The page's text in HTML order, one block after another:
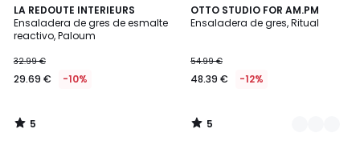
LA REDOUTE INTERIEURS
Ensaladera de gres de esmalte
reactivo, Paloum
32.99 €
29.69 € -10%
5
/
5
5
/
OTTO STUDIO FOR AM.PM
Ensaladera de gres, Ritual
54.99 €
48.39 € -12%
5
/
2
Colores
5
/